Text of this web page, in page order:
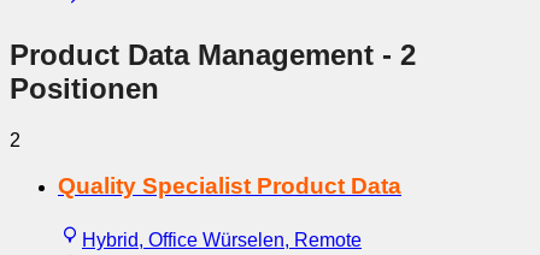
Product Data Management - 2
Positionen
2
Quality Specialist Product Data
Hybrid, Office Würselen, Remote